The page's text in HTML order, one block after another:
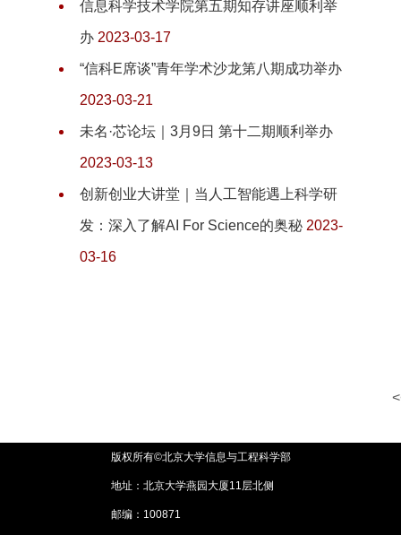
信息科学技术学院第五期知存讲座顺利举
办 2023-03-17
“信科E席谈”青年学术沙龙第八期成功举办
2023-03-21
未名·芯论坛｜3月9日 第十二期顺利举办
2023-03-13
创新创业大讲堂｜当人工智能遇上科学研
发：深入了解AI For Science的奥秘 2023-
03-16
版权所有©北京大学信息与工程科学部
地址：北京大学燕园大厦11层北侧
邮编：100871